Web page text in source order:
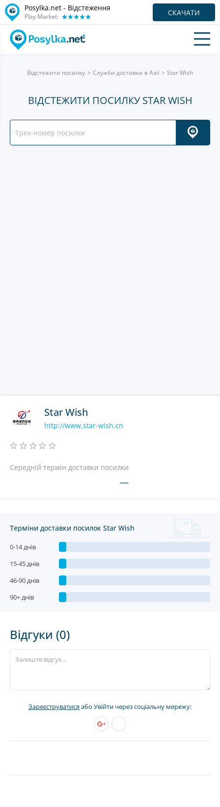
Posylka.net - Відстеження
Play Market: СКАЧАТИ
Відстежити посилку Служби доставки в Азії Star Wish
ВІДСТЕЖИТИ ПОСИЛКУ STAR WISH
Star Wish
http://www.star-wish.cn
Середній термін доставки посилки
—
Терміни доставки посилок Star Wish
0-14 днів
15-45 днів
46-90 днів
90+ днів
Відгуки (0)
Зареєструватисяабо Увійти через соціальну мережу: